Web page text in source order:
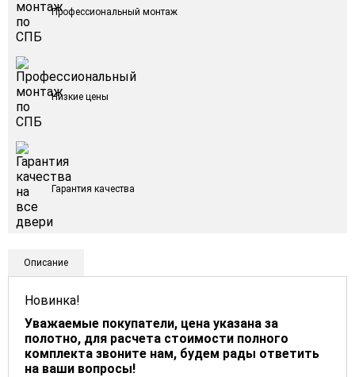
Профессиональный монтаж
Низкие цены
Гарантия качества
Описание
Новинка!
Уважаемые покупатели, цена указана за
полотно, для расчета стоимости полного
комплекта звоните нам, будем рады ответить
на ваши вопросы!